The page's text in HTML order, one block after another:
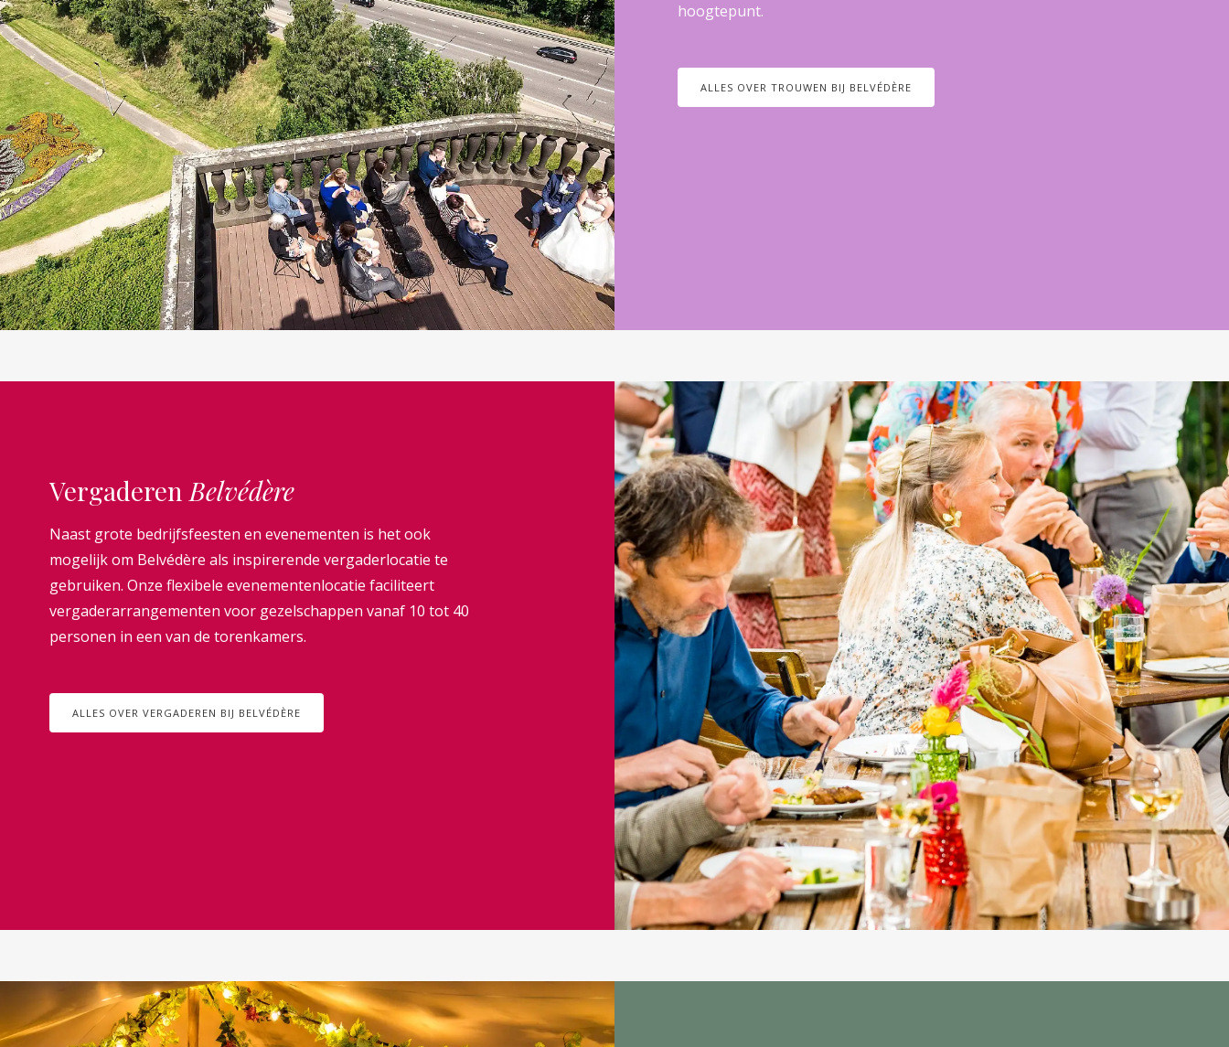
hoogtepunt.
ALLES OVER TROUWEN BIJ BELVÉDÈRE
Vergaderen Belvédère
Naast grote bedrijfsfeesten en evenementen is het ook
mogelijk om Belvédère als inspirerende vergaderlocatie te
gebruiken. Onze flexibele evenementenlocatie faciliteert
vergaderarrangementen voor gezelschappen vanaf 10 tot 40
personen in een van de torenkamers.
ALLES OVER VERGADEREN BIJ BELVÉDÈRE